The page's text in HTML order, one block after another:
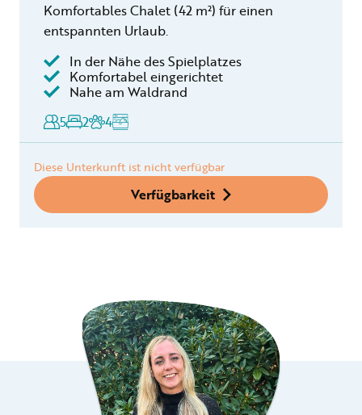
Komfortables Chalet (42 m²) für einen
entspannten Urlaub.
In der Nähe des Spielplatzes
Komfortabel eingerichtet
Nahe am Waldrand
5
2 4
Diese Unterkunft ist nicht verfügbar
Verfügbarkeit